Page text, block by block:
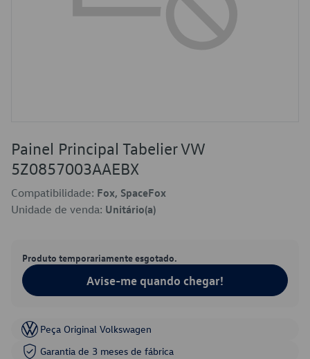
Painel Principal Tabelier VW
5Z0857003AAEBX
Compatibilidade: Fox, SpaceFox
Unidade de venda: Unitário(a)
Produto temporariamente esgotado.
Avise-me quando chegar!
Peça Original Volkswagen
Garantia de 3 meses de fábrica